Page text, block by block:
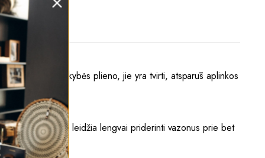
iš aukštos kokybės plieno, jie yra tvirti, atsparūs aplinkos
dizainas leidžia lengvai priderinti vazonus prie bet
net krūmai.